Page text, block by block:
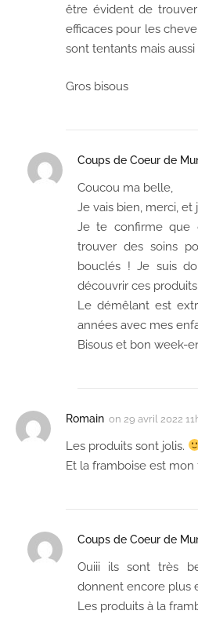
être évident de
efficaces pour les
sont tentants mais
Gros bisous
Coups de Coeur de
Coucou ma belle,
Je vais bien, merci, et
Je te confirme que
trouver des soins
bouclés ! Je suis
découvrir ces
Le démêlant est
années avec mes
Bisous et bon week-
Romain on 29 avril 2022
Les produits sont jolis.
Et la framboise est
Coups de Coeur de
Ouiii ils sont très
donnent encore plus
Les produits à la